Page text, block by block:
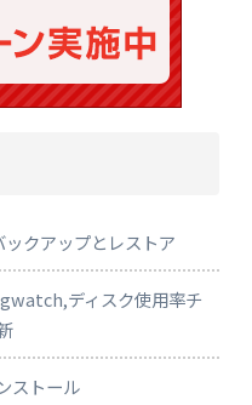
クアップとレストア
ディスク使用率チ
ストール